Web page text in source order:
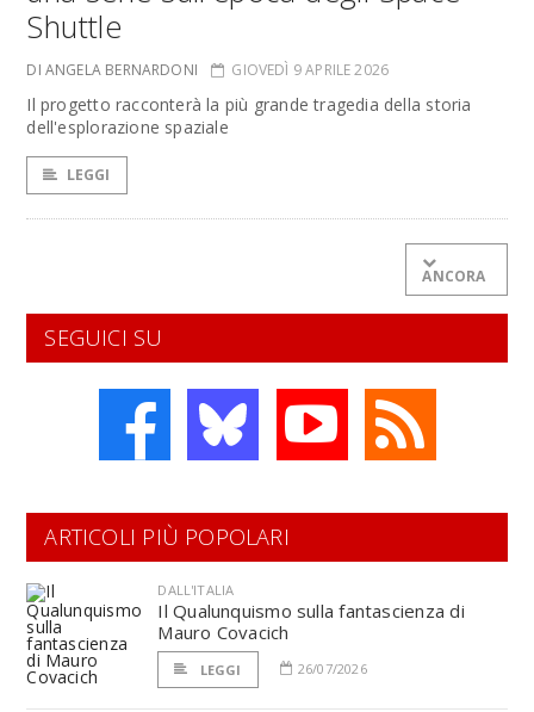
Shuttle
DI ANGELA BERNARDONI GIOVEDÌ 9 APRILE 2026
Il progetto racconterà la più grande tragedia della storia
dell'esplorazione spaziale
LEGGI
ANCORA
SEGUICI SU
ARTICOLI PIÙ POPOLARI
DALL'ITALIA
Il Qualunquismo sulla fantascienza di
Mauro Covacich
LEGGI 26/07/2026